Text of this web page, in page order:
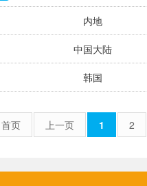
内地
中国大陆
韩国
首页 上一页 1 2